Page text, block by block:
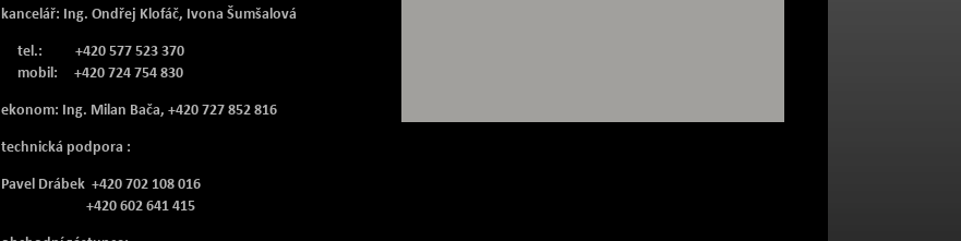
kancelář: Ing. Ondřej Klofáč, Ivona Šumšalová
tel.: +420 577 523 370
mobil: +420 724 754 830
ekonom: Ing. Milan Bača, +420 727 852 816
technická podpora :
Pavel Drábek +420 702 108 016
+420 602 641 415